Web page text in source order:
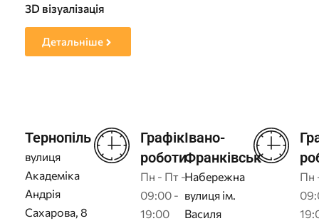
3D візуалізація
Детальніше
Тернопіль
вулиця
Академіка
Андрія
Сахарова, 8
Графік
роботи
Пн - Пт -
09:00 -
19:00
Івано-
Франківськ
Набережна
вулиця ім.
Василя
Пн